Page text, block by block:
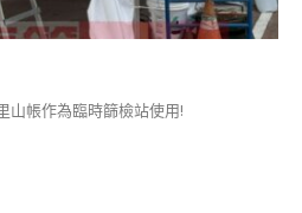
山帳作為臨時篩檢站使用!